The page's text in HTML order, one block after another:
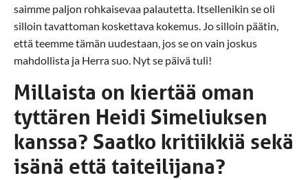
saimme paljon rohkaisevaa palautetta. Itsellenikin se oli
silloin tavattoman koskettava kokemus. Jo silloin päätin,
että teemme tämän uudestaan, jos se on vain joskus
mahdollista ja Herra suo. Nyt se päivä tuli!
Millaista on kiertää oman
tyttären Heidi Simeliuksen
kanssa? Saatko kritiikkiä sekä
isänä että taiteilijana?